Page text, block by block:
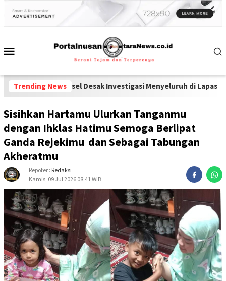
Trending News
Desak Investigasi Menyeluruh di Lapas Pamekasan -Diduga
Sisihkan Hartamu Ulurkan Tanganmu
dengan Ihklas Hatimu Semoga Berlipat
Ganda Rejekimu dan Sebagai Tabungan
Akheratmu
Repoter : Redaksi
Kamis, 09 Jul 2026 08:41 WIB